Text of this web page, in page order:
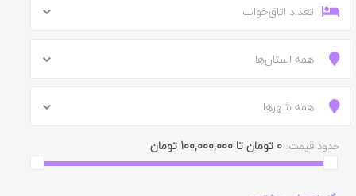
تعداد اتاق‌خواب
همه استان‌ها
همه شهرها
حدود قیمت: 0 تومان تا 100,000,000 تومان